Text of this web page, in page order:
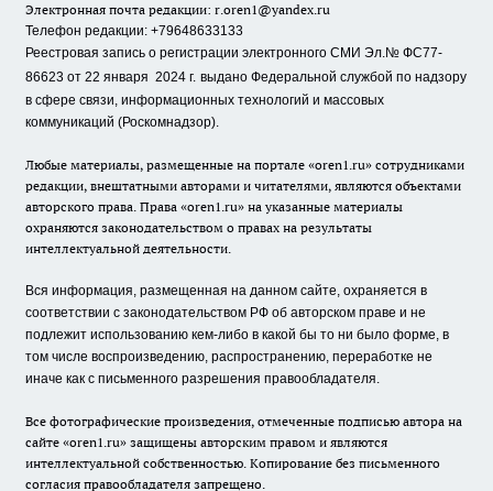
Электронная почта редакции: r.oren1@yandex.ru
Телефон редакции: +79648633133
Реестровая запись о регистрации электронного СМИ Эл.№ ФС77-
86623 от 22 января 2024 г. выдано Федеральной службой по надзору
в сфере связи, информационных технологий и массовых
коммуникаций (Роскомнадзор).
Любые материалы, размещенные на портале «oren1.ru» сотрудниками
редакции, внештатными авторами и читателями, являются объектами
авторского права. Права «oren1.ru» на указанные материалы
охраняются законодательством о правах на результаты
интеллектуальной деятельности.
Вся информация, размещенная на данном сайте, охраняется в
соответствии с законодательством РФ об авторском праве и не
подлежит использованию кем-либо в какой бы то ни было форме, в
том числе воспроизведению, распространению, переработке не
иначе как с письменного разрешения правообладателя.
Все фотографические произведения, отмеченные подписью автора на
сайте «oren1.ru» защищены авторским правом и являются
интеллектуальной собственностью. Копирование без письменного
согласия правообладателя запрещено.